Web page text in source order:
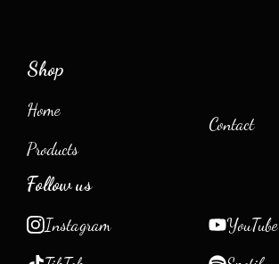
Shop
Home
Products
Contact
Follow us
Instagram
YouTube